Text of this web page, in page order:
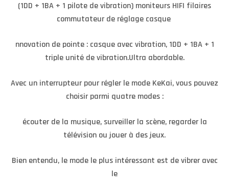
(1DD + 1BA + 1 pilote de vibration) moniteurs HIFI filaires
commutateur de réglage casque
nnovation de pointe : casque avec vibration, 1DD + 1BA + 1
triple unité de vibration.Ultra abordable.
Avec un interrupteur pour régler le mode KeKai, vous pouvez
choisir parmi quatre modes :
écouter de la musique, surveiller la scène, regarder la
télévision ou jouer à des jeux.
Bien entendu, le mode le plus intéressant est de vibrer avec
le